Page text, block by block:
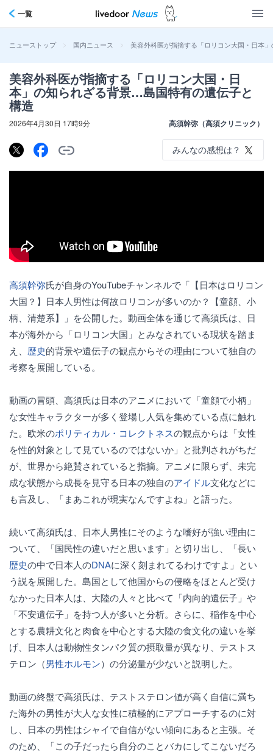
一覧
ニューストップ > 国内ニュース > 美容外科医が指摘する「ロリコン大国・日本
美容外科医が指摘する「ロリコン大国・日
本」の知られざる背景…島国特有の遺伝子と
構造
2026年4月30日 17時9分 高須幹弥（高須クリニック）
みんなの感想は？
高須幹弥氏が自身のYouTubeチャンネルで「【日本はロリコン
大国？】日本人男性は何故ロリコンが多いのか？【童顔、小
柄、清楚系】」を公開した。動画全体を通じて高須氏は、日
本が海外から「ロリコン大国」とみなされている現状を踏ま
え、 歴史的背景や遺伝子の観点からその理由について独自の
考察を展開している。
動画の冒頭、高須氏は日本のアニメにおいて「童顔で小柄」
な女性キャラクターが多く登場し人気を集めている点に触れ
た。欧米のポリティカル・コレクトネスの観点からは「女性
を性的対象として見ているのではないか」と批判されがちだ
が、世界から絶賛されていると指摘。アニメに限らず、未完
成な状態から成長を見守る日本の独自のアイドル文化などに
も言及し、「まあこれが現実なんですよね」と語った。
続いて高須氏は、日本人男性にそのような嗜好が強い理由に
ついて、「国民性の違いだと思います」と切り出し、「長い
歴史の中で日本人のDNAに深く刻まれてるわけですよ」とい
う説を展開した。島国として他国からの侵略をほとんど受け
なかった日本人は、大陸の人々と比べて「内向的遺伝子」や
「不安遺伝子」を持つ人が多いと分析。さらに、稲作を中心
とする農耕文化と肉食を中心とする大陸の食文化の違いを挙
げ、日本人は動物性タンパク質の摂取量が異なり、テストス
テロン（男性ホルモン）の分泌量が少ないと説明した。
動画の終盤で高須氏は、テストステロン値が高く自信に満ち
た海外の男性が大人な女性に積極的にアプローチするのに対
し、日本の男性はシャイで自信がない傾向にあると主張。そ
のため、「この子だったら自分のことバカにしてこないだろ